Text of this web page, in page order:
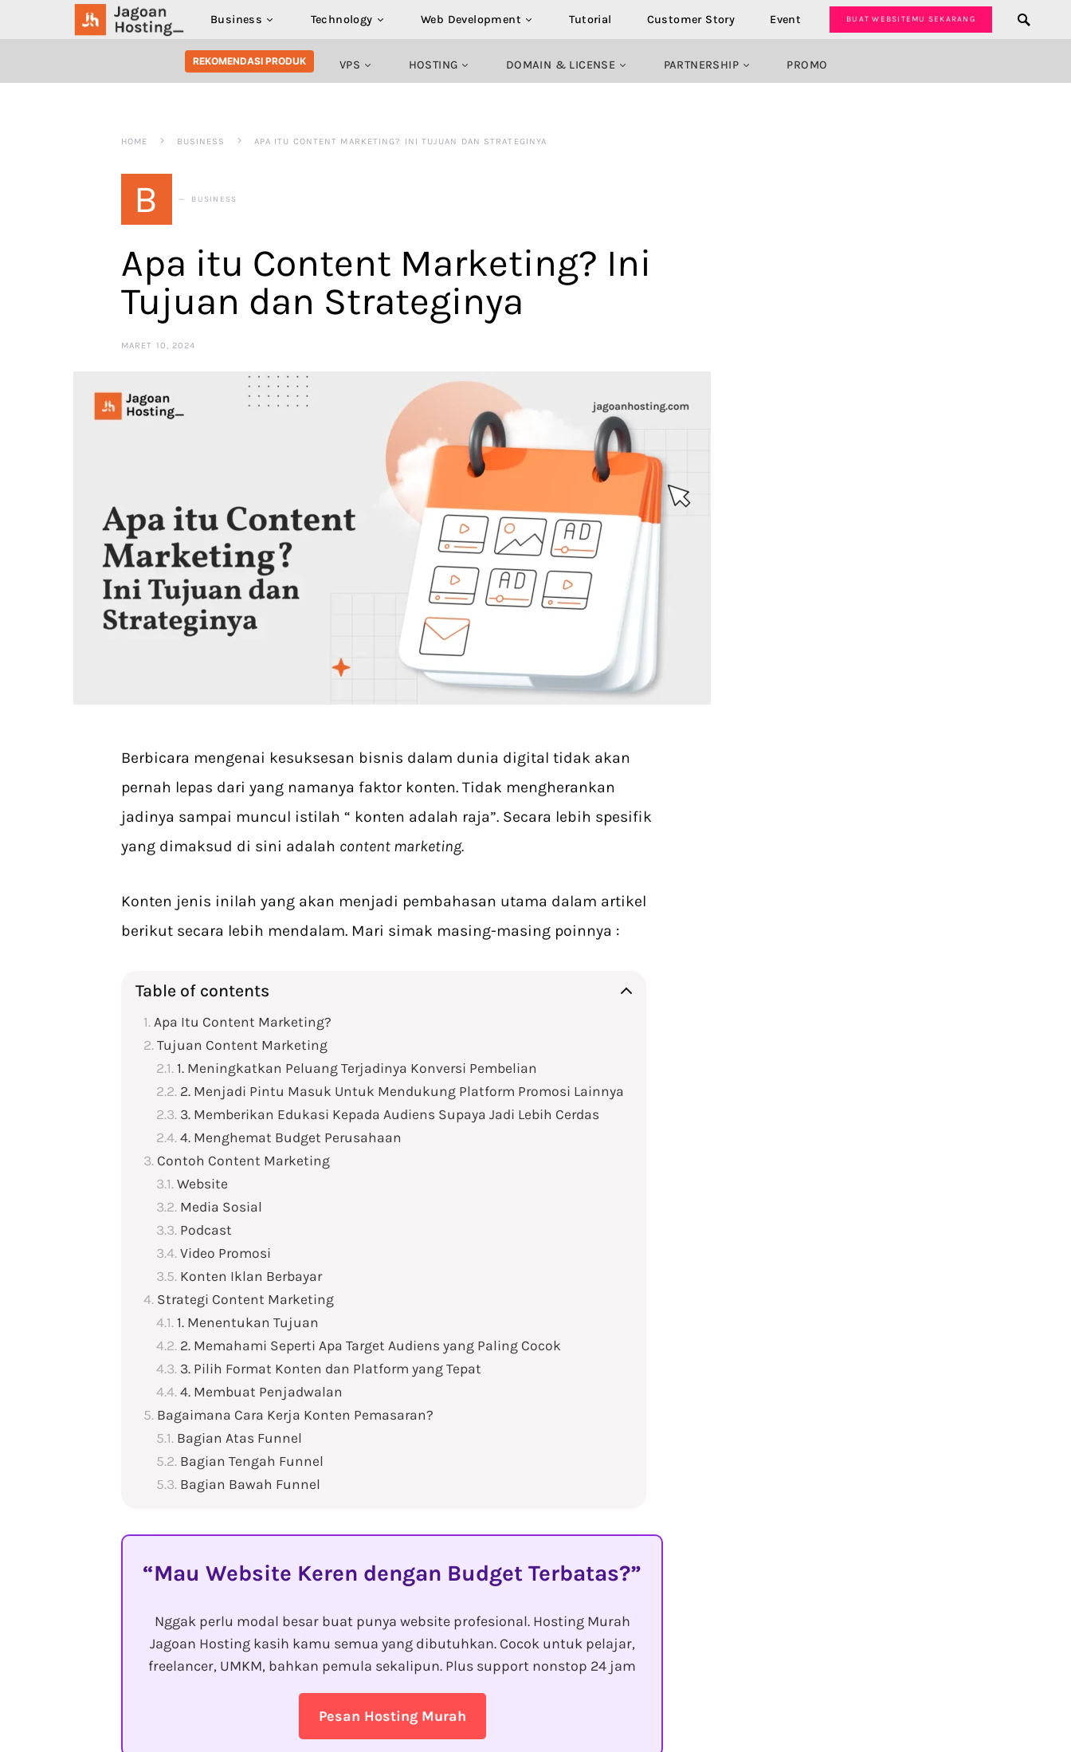
Business Technology Web Development Tutorial Customer Story Event BUAT WEBSITEMU SEKARANG
SEARCH FOR:
REKOMENDASI PRODUK VPS HOSTING DOMAIN & LICENSE PARTNERSHIP PROMO
HOME BUSINESS APA ITU CONTENT MARKETING? INI TUJUAN DAN STRATEGINYA
B BUSINESS
Apa itu Content Marketing? Ini
Tujuan dan Strateginya
MARET 10, 2024
Berbicara mengenai kesuksesan bisnis dalam dunia digital tidak akan
pernah lepas dari yang namanya faktor konten. Tidak mengherankan
jadinya sampai muncul istilah “ konten adalah raja”. Secara lebih spesifik
yang dimaksud di sini adalah content marketing.
Konten jenis inilah yang akan menjadi pembahasan utama dalam artikel
berikut secara lebih mendalam. Mari simak masing-masing poinnya :
Table of contents
Apa Itu Content Marketing?
Tujuan Content Marketing
1. Meningkatkan Peluang Terjadinya Konversi Pembelian
2. Menjadi Pintu Masuk Untuk Mendukung Platform Promosi Lainnya
3. Memberikan Edukasi Kepada Audiens Supaya Jadi Lebih Cerdas
4. Menghemat Budget Perusahaan
Contoh Content Marketing
Website
Media Sosial
Podcast
Video Promosi
Konten Iklan Berbayar
Strategi Content Marketing
1. Menentukan Tujuan
2. Memahami Seperti Apa Target Audiens yang Paling Cocok
3. Pilih Format Konten dan Platform yang Tepat
4. Membuat Penjadwalan
Bagaimana Cara Kerja Konten Pemasaran?
Bagian Atas Funnel
Bagian Tengah Funnel
Bagian Bawah Funnel
Mau Website Keren dengan Budget Terbatas?
Nggak perlu modal besar buat punya website profesional. Hosting Murah
Jagoan Hosting kasih kamu semua yang dibutuhkan. Cocok untuk pelajar,
freelancer, UMKM, bahkan pemula sekalipun. Plus support nonstop 24 jam
Pesan Hosting Murah